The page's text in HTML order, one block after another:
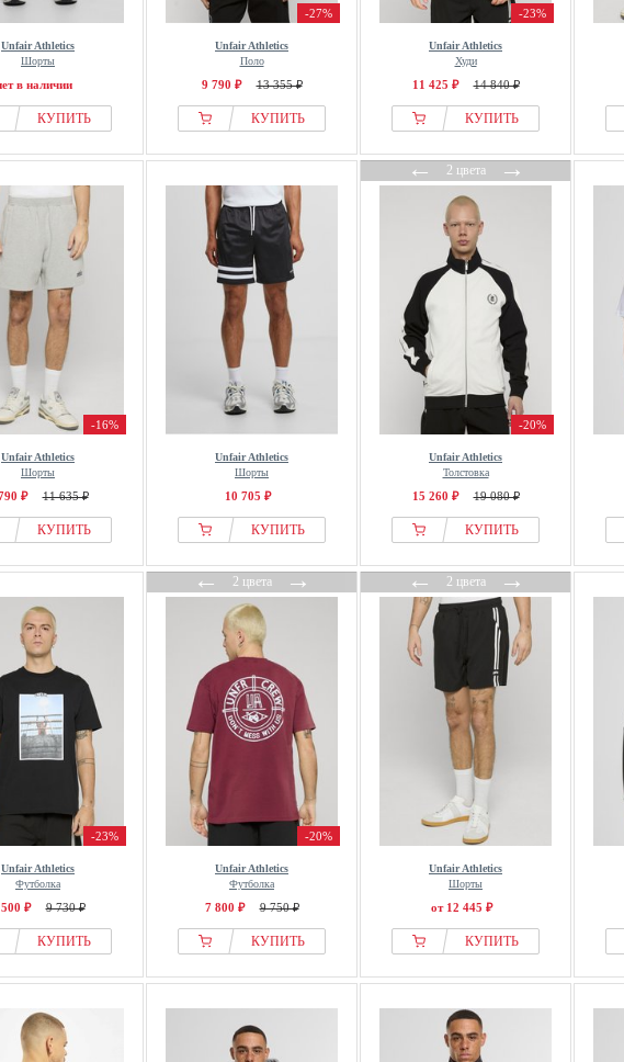
Unfair Athletics
Шорты
в наличии
КУПИТЬ
-27%
Unfair Athletics
Поло
9 790 ₽ 13 355 ₽
КУПИТЬ
-23%
Unfair Athletics
Худи
11 425 ₽ 14 840 ₽
КУПИТЬ
-16%
Unfair Athletics
Шорты
₽ 11 635 ₽
КУПИТЬ
Unfair Athletics
Шорты
10 705 ₽
КУПИТЬ
←2 цвета→
-20%
Unfair Athletics
Толстовка
15 260 ₽ 19 080 ₽
КУПИТЬ
-23%
Unfair Athletics
Футболка
₽ 9 730 ₽
КУПИТЬ
←2 цвета→
-20%
Unfair Athletics
Футболка
7 800 ₽ 9 750 ₽
КУПИТЬ
←2 цвета→
Unfair Athletics
Шорты
от 12 445 ₽
КУПИТЬ